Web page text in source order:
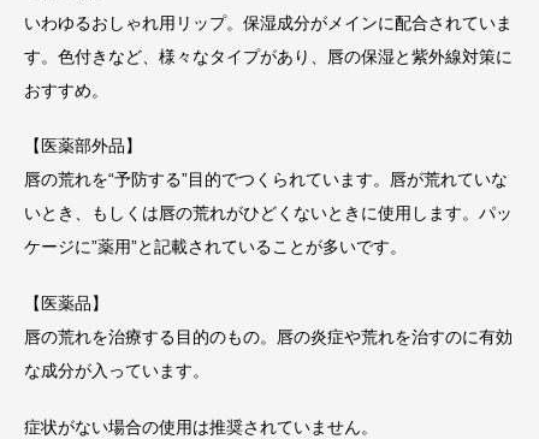
いわゆるおしゃれ用リップ。保湿成分がメインに配合されていま
す。色付きなど、様々なタイプがあり、唇の保湿と紫外線対策に
おすすめ。
【医薬部外品】
唇の荒れを“予防する”目的でつくられています。唇が荒れていな
いとき、もしくは唇の荒れがひどくないときに使用します。パッ
ケージに”薬用”と記載されていることが多いです。
【医薬品】
唇の荒れを治療する目的のもの。唇の炎症や荒れを治すのに有効
な成分が入っています。
症状がない場合の使用は推奨されていません。